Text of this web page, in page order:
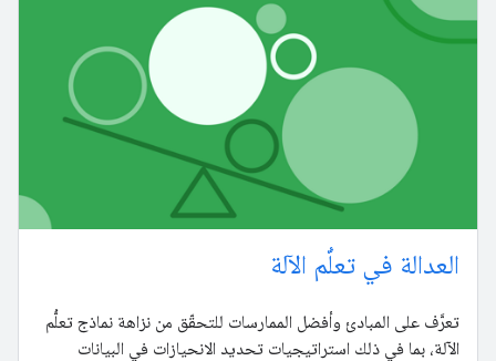
العدالة في تعلُّم الآلة
تعرَّف على المبادئ وأفضل الممارسات للتحقّق من نزاهة نماذج تعلُّم
الآلة، بما في ذلك استراتيجيات تحديد الانحيازات في البيانات